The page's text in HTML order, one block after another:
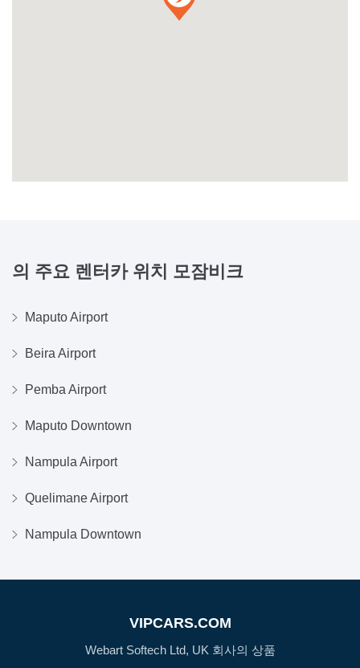
의 주요 렌터카 위치 모잠비크
Maputo Airport
Beira Airport
Pemba Airport
Maputo Downtown
Nampula Airport
Quelimane Airport
Nampula Downtown
VIPCARS.COM
Webart Softech Ltd, UK 회사의 상품